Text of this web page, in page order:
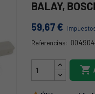
BALAY,
59,67 €
Referencias:
00490444
